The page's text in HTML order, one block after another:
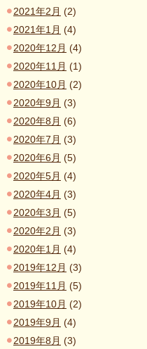
2021年2月 (2)
2021年1月 (4)
2020年12月 (4)
2020年11月 (1)
2020年10月 (2)
2020年9月 (3)
2020年8月 (6)
2020年7月 (3)
2020年6月 (5)
2020年5月 (4)
2020年4月 (3)
2020年3月 (5)
2020年2月 (3)
2020年1月 (4)
2019年12月 (3)
2019年11月 (5)
2019年10月 (2)
2019年9月 (4)
2019年8月 (3)